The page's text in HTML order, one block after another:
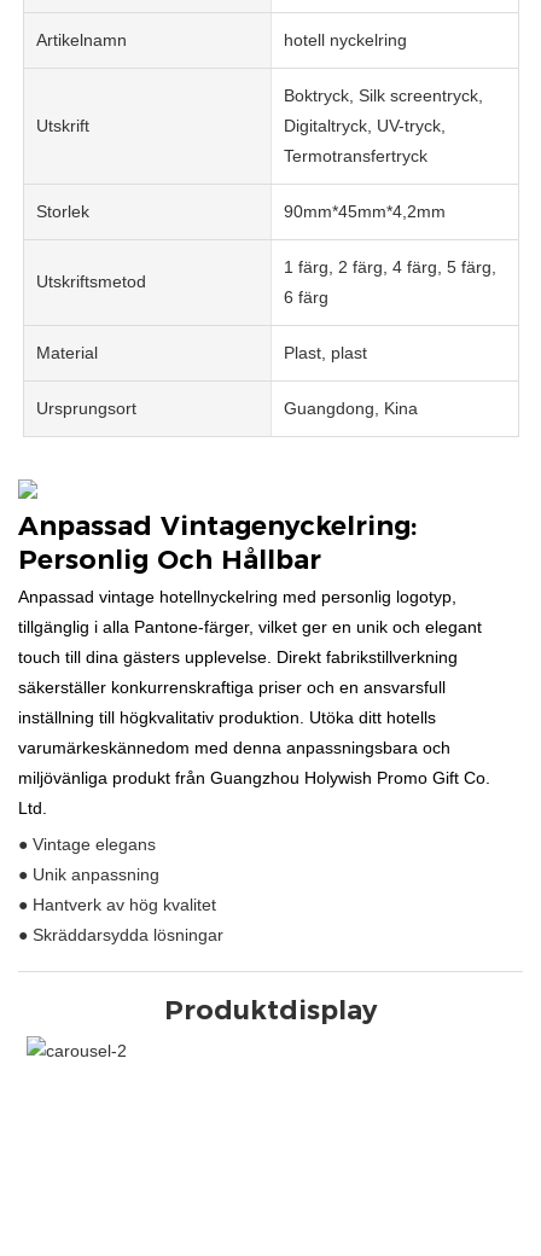
Artikelnamn hotell nyckelring
Utskrift
Boktryck, Silk screentryck,
Digitaltryck, UV-tryck,
Termotransfertryck
Storlek 90mm*45mm*4,2mm
Utskriftsmetod
1 färg, 2 färg, 4 färg, 5 färg,
6 färg
Material Plast, plast
Ursprungsort Guangdong, Kina
Anpassad Vintagenyckelring:
Personlig Och Hållbar
Anpassad vintage hotellnyckelring med personlig logotyp,
tillgänglig i alla Pantone-färger, vilket ger en unik och elegant
touch till dina gästers upplevelse. Direkt fabrikstillverkning
säkerställer konkurrenskraftiga priser och en ansvarsfull
inställning till högkvalitativ produktion. Utöka ditt hotells
varumärkeskännedom med denna anpassningsbara och
miljövänliga produkt från Guangzhou Holywish Promo Gift Co.
Ltd.
● Vintage elegans
● Unik anpassning
● Hantverk av hög kvalitet
● Skräddarsydda lösningar
Produktdisplay